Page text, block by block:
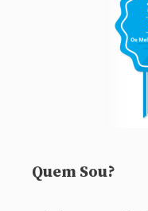
Quem Sou?